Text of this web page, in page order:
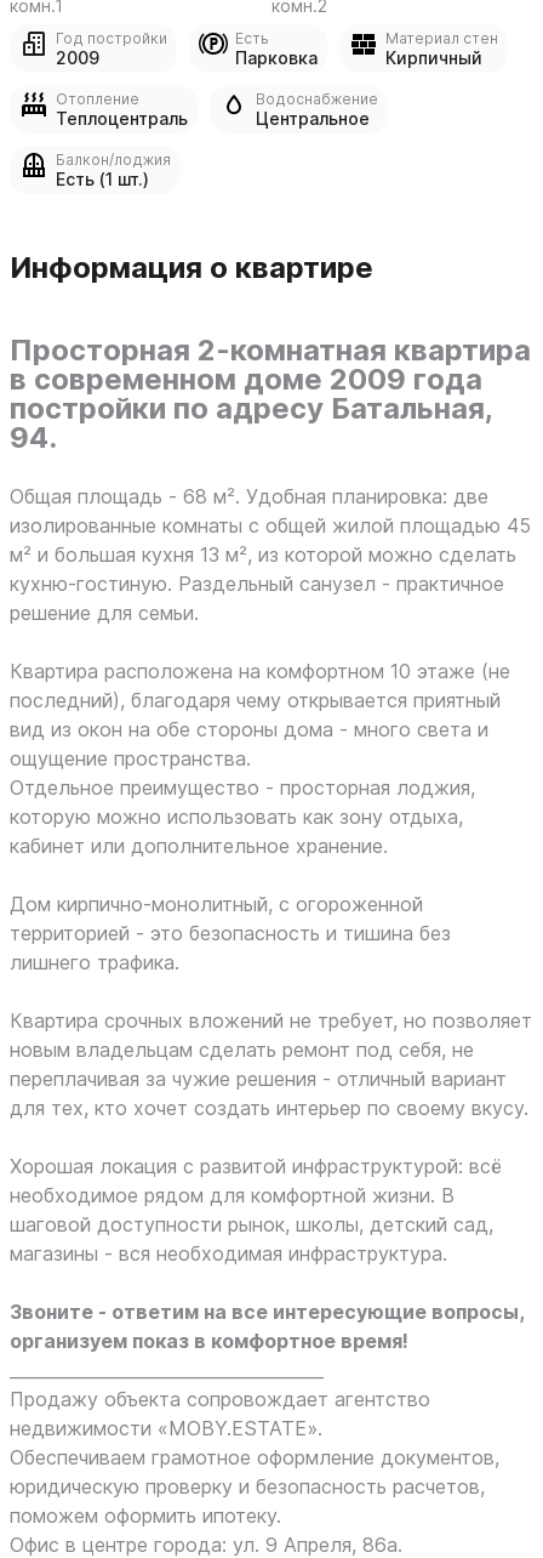
комн.1 комн.2
Год постройки
2009
Есть
Парковка
Материал стен
Кирпичный
Отопление
Теплоцентраль
Водоснабжение
Центральное
Балкон/лоджия
Есть (1 шт.)
Информация о квартире
Просторная 2-комнатная квартира
в современном доме 2009 года
постройки по адресу Батальная,
94.
Общая площадь - 68 м². Удобная планировка: две
изолированные комнаты с общей жилой площадью 45
м² и большая кухня 13 м², из которой можно сделать
кухню-гостиную. Раздельный санузел - практичное
решение для семьи.
Квартира расположена на комфортном 10 этаже (не
последний), благодаря чему открывается приятный
вид из окон на обе стороны дома - много света и
ощущение пространства.
Отдельное преимущество - просторная лоджия,
которую можно использовать как зону отдыха,
кабинет или дополнительное хранение.
Дом кирпично-монолитный, с огороженной
территорией - это безопасность и тишина без
лишнего трафика.
Квартира срочных вложений не требует, но позволяет
новым владельцам сделать ремонт под себя, не
переплачивая за чужие решения - отличный вариант
для тех, кто хочет создать интерьер по своему вкусу.
Хорошая локация с развитой инфраструктурой: всё
необходимое рядом для комфортной жизни. В
шаговой доступности рынок, школы, детский сад,
магазины - вся необходимая инфраструктура.
Звоните - ответим на все интересующие вопросы,
организуем показ в комфортное время!
Продажу объекта сопровождает агентство
недвижимости «MOBY.ESTATE».
Обеспечиваем грамотное оформление документов,
юридическую проверку и безопасность расчетов,
поможем оформить ипотеку.
Офис в центре города: ул. 9 Апреля, 86а.